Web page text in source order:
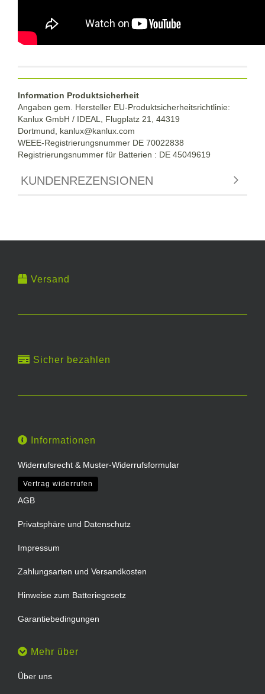
Information Produktsicherheit
Angaben gem. Hersteller EU-Produktsicherheitsrichtlinie:
Kanlux GmbH / IDEAL, Flugplatz 21, 44319
Dortmund, kanlux@kanlux.com
WEEE-Registrierungsnummer DE 70022838
Registrierungsnummer für Batterien : DE 45049619
KUNDENREZENSIONEN
Versand
Sicher bezahlen
Informationen
Widerrufsrecht & Muster-Widerrufsformular
Vertrag widerrufen
AGB
Privatsphäre und Datenschutz
Impressum
Zahlungsarten und Versandkosten
Hinweise zum Batteriegesetz
Garantiebedingungen
Mehr über
Über uns